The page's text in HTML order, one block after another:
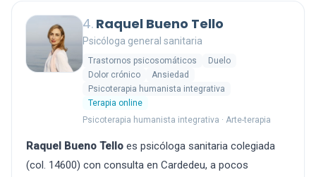
4. Raquel Bueno Tello
Psicóloga general sanitaria
Trastornos psicosomáticos
Duelo
Dolor crónico
Ansiedad
Psicoterapia humanista integrativa
Terapia online
Psicoterapia humanista integrativa · Arte-terapia
Raquel Bueno Tello es psicóloga sanitaria colegiada
(col. 14600) con consulta en Cardedeu, a pocos